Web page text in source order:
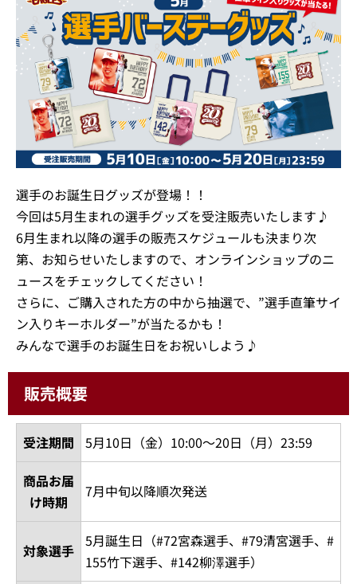
選手のお誕生日グッズが登場！！
今回は5月生まれの選手グッズを受注販売いたします♪
6月生まれ以降の選手の販売スケジュールも決まり次
第、お知らせいたしますので、オンラインショップのニ
ュースをチェックしてください！
さらに、ご購入された方の中から抽選で、”選手直筆サイ
ン入りキーホルダー”が当たるかも！
みんなで選手のお誕生日をお祝いしよう♪
販売概要
受注期間
5月10日（金）10:00～20日（月）23:59
商品お届
け時期
7月中旬以降順次発送
対象選手
5月誕生日（#72宮森選手、#79清宮選手、#
155竹下選手、#142柳澤選手）